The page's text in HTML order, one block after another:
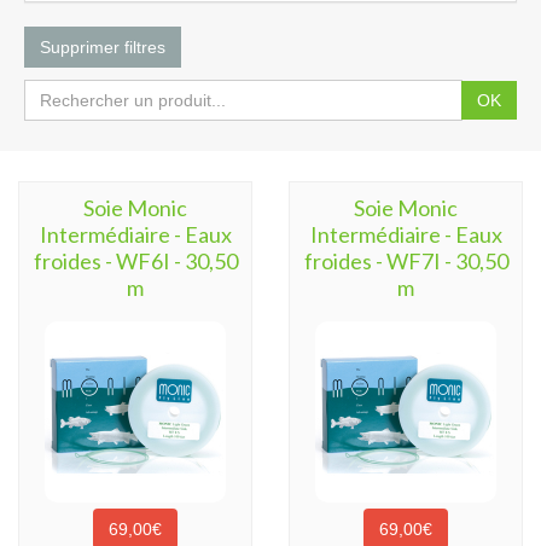
Supprimer filtres
OK
Soie Monic
Intermédiaire - Eaux
froides - WF6I - 30,50
m
69,00€
Soie Monic
Intermédiaire - Eaux
froides - WF7I - 30,50
m
69,00€